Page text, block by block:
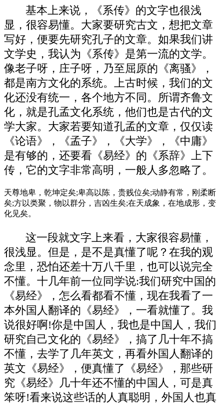
基本上来说，《系传》的文字也很浅
显，很容易懂。大家要研究古文，想把文章
写好，便要先研究孔子的文章。如果我们讲
文学史，我认为《系传》是第一流的文学。
像老子呀，庄子呀，乃至屈原的《离骚》，
都是南方文化的系统。上古时候，我们的文
化还没有统一，各个地方不同。所谓齐鲁文
化，就是孔孟文化系统，他们也是古代的文
学大家。大家若要知道孔孟的文章，仅仅读
《论语》，《孟子》，《大学》，《中庸》
是有够的，还要看《易经》的《系辞》上下
传，它的文字非常高明，一般人多忽略了。
天尊地卑，乾坤定矣;卑高以陈，贵贱位矣;动静有常，刚柔断
矣;方以类聚，物以群分，吉凶生矣;在天成象，在地成形，变
化见矣。
这一段就文字上来看，大家很容易懂，
很浅显。但是，是不是真懂了呢？在我的观
念里，恐怕还差十万八千里，也可以说完全
不懂。十几年前一位同学说:我们研究中国的
《易经》，怎么看都看不懂，现在我看了一
本外国人翻译的《易经》，一看就懂了。我
说很好啊!你是中国人，我也是中国人，我们
研究自己文化的《易经》，搞了几十年不搞
不懂，去学了几年英文，再看外国人翻译的
英文《易经》，便真懂了《易经》，那些研
究《易经》几十年还不懂的中国人，可是真
笨呀!看来说这些话的人真聪明，外国人也真